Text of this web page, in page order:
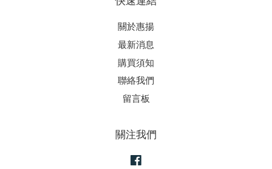
關於惠揚
最新消息
購買須知
聯絡我們
留言板
關注我們